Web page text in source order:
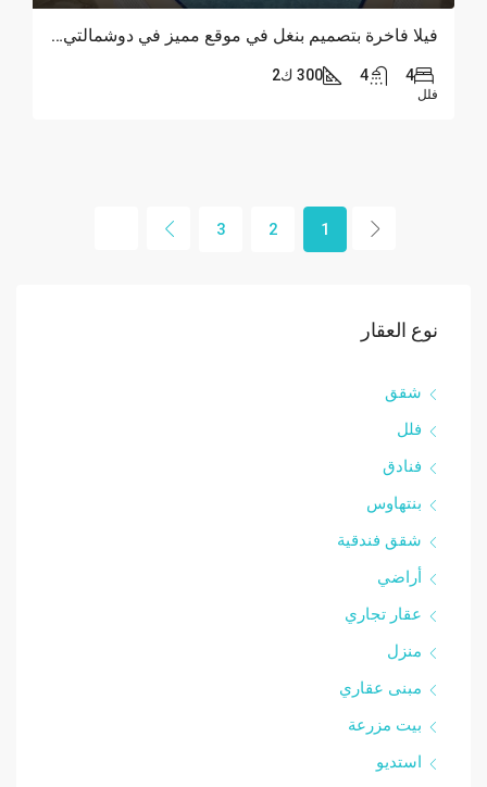
فيلا فاخرة بتصميم بنغل في موقع مميز في دوشمالتي، أنطاليا
4
4 300 ك2
فلل
1
2
3
نوع العقار
شقق
فلل
فنادق
بنتهاوس
شقق فندقية
أراضي
عقار تجاري
منزل
مبنى عقاري
بيت مزرعة
استديو